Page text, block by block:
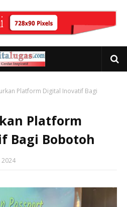
Platform Digital Inovatif Bagi
Platform
Bagi Bobotoh
2024